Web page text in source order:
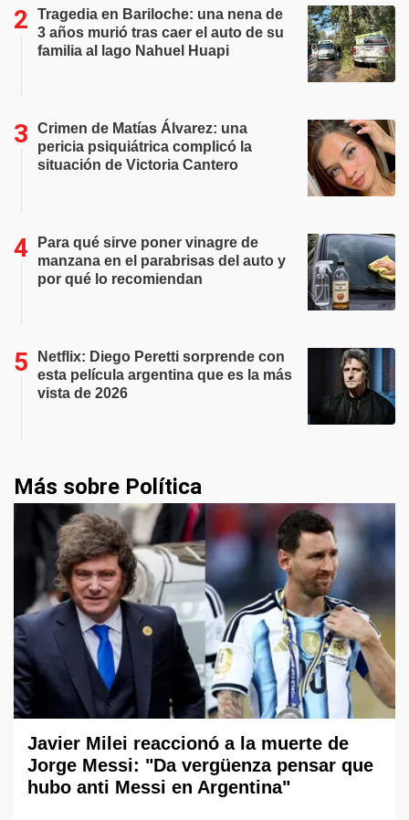
Tragedia en Bariloche: una nena de
3 años murió tras caer el auto de su
familia al lago Nahuel Huapi
Crimen de Matías Álvarez: una
pericia psiquiátrica complicó la
situación de Victoria Cantero
Para qué sirve poner vinagre de
manzana en el parabrisas del auto y
por qué lo recomiendan
Netflix: Diego Peretti sorprende con
esta película argentina que es la más
vista de 2026
Más sobre Política
Javier Milei reaccionó a la muerte de
Jorge Messi: "Da vergüenza pensar que
hubo anti Messi en Argentina"